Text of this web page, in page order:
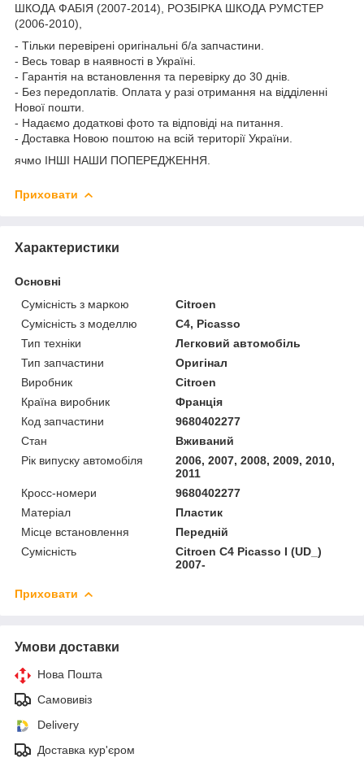
ШКОДА ФАБІЯ (2007-2014), РОЗБІРКА ШКОДА РУМСТЕР
(2006-2010),
- Тільки перевірені оригінальні б/а запчастини.
- Весь товар в наявності в Україні.
- Гарантія на встановлення та перевірку до 30 днів.
- Без передоплатів. Оплата у разі отримання на відділенні
Нової пошти.
- Надаємо додаткові фото та відповіді на питання.
- Доставка Новою поштою на всій території України.
ячмо ІНШІ НАШИ ПОПЕРЕДЖЕННЯ.
Приховати
Характеристики
Основні
Сумісність з маркою
Citroen
Сумісність з моделлю
C4, Picasso
Тип техніки
Легковий автомобіль
Тип запчастини
Оригінал
Виробник
Citroen
Країна виробник
Франція
Код запчастини
9680402277
Стан
Вживаний
Рік випуску автомобіля
2006, 2007, 2008, 2009, 2010,
2011
Кросс-номери
9680402277
Матеріал
Пластик
Місце встановлення
Передній
Сумісність
Citroen C4 Picasso I (UD_)
2007-
Приховати
Умови доставки
Нова Пошта
Самовивіз
Delivery
Доставка кур'єром